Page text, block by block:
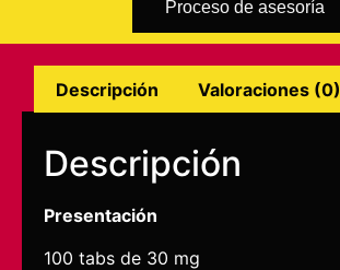
Proceso de asesoría
Descripción Valoraciones (0)
Descripción
Presentación
100 tabs de 30 mg